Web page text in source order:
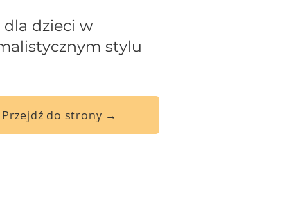
dla dzieci w
stylu
Przejdź do strony →